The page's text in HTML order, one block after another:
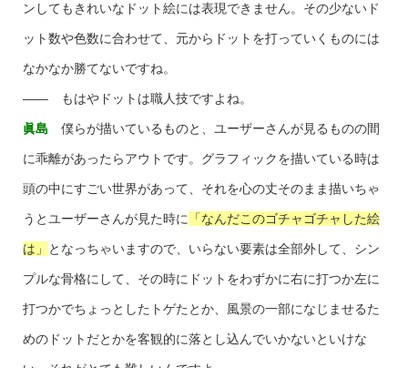
ンしてもきれいなドット絵には表現できません。その少ないド
ット数や色数に合わせて、元からドットを打っていくものには
なかなか勝てないですね。
―― もはやドットは職人技ですよね。
眞島 僕らが描いているものと、ユーザーさんが見るものの間
に乖離があったらアウトです。グラフィックを描いている時は
頭の中にすごい世界があって、それを心の丈そのまま描いちゃ
うとユーザーさんが見た時に 「なんだこのゴチャゴチャした絵
は」 となっちゃいますので、いらない要素は全部外して、シン
プルな骨格にして、その時にドットをわずかに右に打つか左に
打つかでちょっとしたトゲたとか、風景の一部になじませるた
めのドットだとかを客観的に落とし込んでいかないといけな